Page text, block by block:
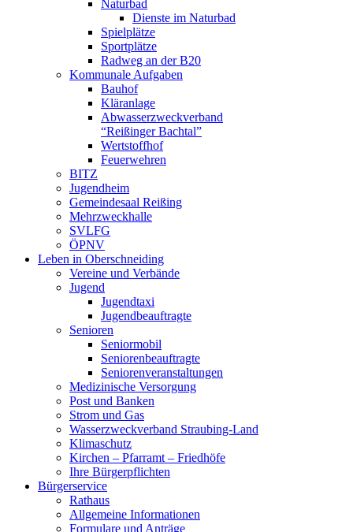
Naturbad
Dienste im Naturbad
Spielplätze
Sportplätze
Radweg an der B20
Kommunale Aufgaben
Bauhof
Kläranlage
Abwasserzweckverband
“Reißinger Bachtal”
Wertstoffhof
Feuerwehren
BITZ
Jugendheim
Gemeindesaal Reißing
Mehrzweckhalle
SVLFG
ÖPNV
Leben in Oberschneiding
Vereine und Verbände
Jugend
Jugendtaxi
Jugendbeauftragte
Senioren
Seniormobil
Seniorenbeauftragte
Seniorenveranstaltungen
Medizinische Versorgung
Post und Banken
Strom und Gas
Wasserzweckverband Straubing-Land
Klimaschutz
Kirchen – Pfarramt – Friedhöfe
Ihre Bürgerpflichten
Bürgerservice
Rathaus
Allgemeine Informationen
Formulare und Anträge